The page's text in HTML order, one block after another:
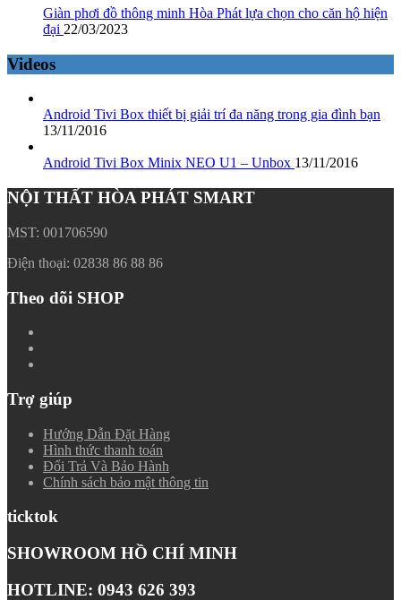
Giàn phơi đồ thông minh Hòa Phát lựa chọn cho căn hộ hiện
đại 22/03/2023
Videos
Android Tivi Box thiết bị giải trí đa năng trong gia đình bạn
13/11/2016
Android Tivi Box Minix NEO U1 – Unbox 13/11/2016
NỘI THẤT HÒA PHÁT SMART
MST: 001706590
Điện thoại: 02838 86 88 86
Theo dõi SHOP
Trợ giúp
Hướng Dẫn Đặt Hàng
Hình thức thanh toán
Đổi Trả Và Bảo Hành
Chính sách bảo mật thông tin
ticktok
SHOWROOM HỒ CHÍ MINH
HOTLINE: 0943 626 393